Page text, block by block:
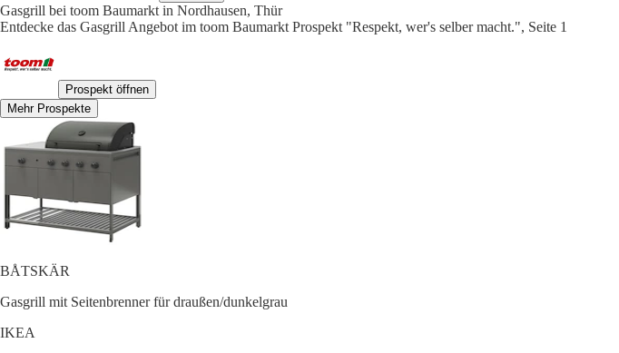
Gasgrill bei toom Baumarkt in Nordhausen, Thür
Entdecke das Gasgrill Angebot im toom Baumarkt Prospekt "Respekt, wer's selber macht.", Seite 1
Prospekt öffnen
Mehr Prospekte
BÅTSKÄR
Gasgrill mit Seitenbrenner für draußen/dunkelgrau
IKEA